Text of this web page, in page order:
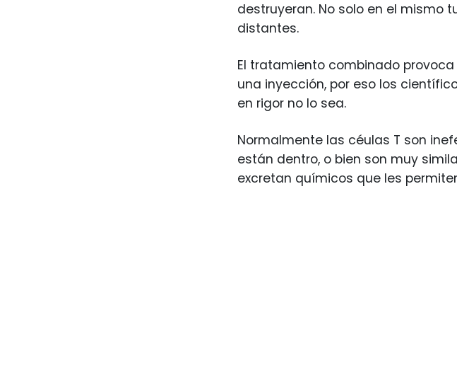
destruyeran. No solo en el mismo
distantes.
El tratamiento combinado
una inyección, por eso los
en rigor no lo sea.
Normalmente las céulas T son
están dentro, o bien son muy
excretan químicos que les